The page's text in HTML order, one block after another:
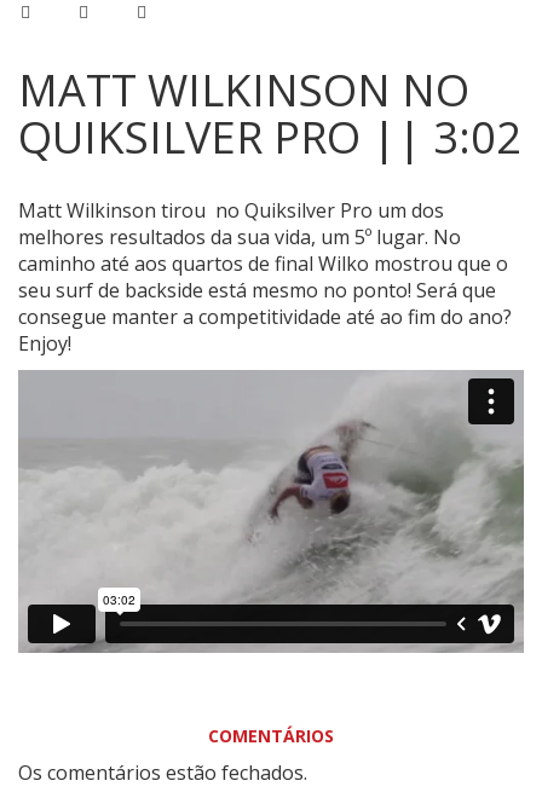
MATT WILKINSON NO
QUIKSILVER PRO || 3:02
Matt Wilkinson tirou no Quiksilver Pro um dos
melhores resultados da sua vida, um 5º lugar. No
caminho até aos quartos de final Wilko mostrou que o
seu surf de backside está mesmo no ponto! Será que
consegue manter a competitividade até ao fim do ano?
Enjoy!
COMENTÁRIOS
Os comentários estão fechados.